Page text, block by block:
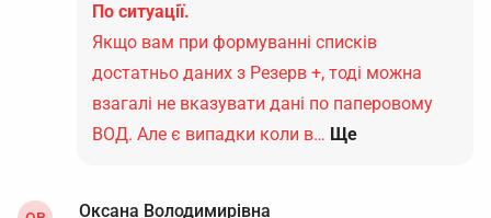
По ситуації.
Якщо вам при формуванні списків
достатньо даних з Резерв +, тоді можна
взагалі не вказувати дані по паперовому
ВОД. Але є випадки коли в… Ще
Оксана Володимирівна